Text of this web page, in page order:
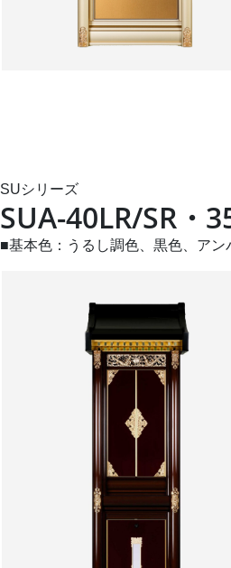
SUシリーズ
SUA-40LR/SR・
■基本色：うるし調色、黒色、アン